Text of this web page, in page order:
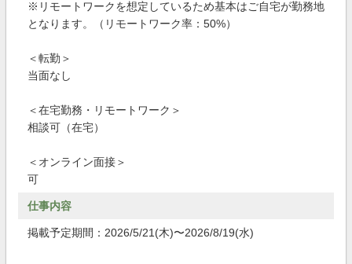
※リモートワークを想定しているため基本はご自宅が勤務地
となります。（リモートワーク率：50%）
＜転勤＞
当面なし
＜在宅勤務・リモートワーク＞
相談可（在宅）
＜オンライン面接＞
可
仕事内容
掲載予定期間：2026/5/21(木)〜2026/8/19(水)